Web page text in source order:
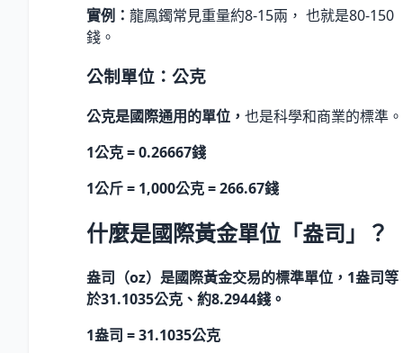
實例： 龍鳳鐲常見重量約8-15兩， 也就是80-150
錢。
公制單位：公克
公克是國際通用的單位， 也是科學和商業的標準。
1公克 = 0.26667錢
1公斤 = 1,000公克 = 266.67錢
什麼是國際黃金單位「盎司」？
盎司（oz）是國際黃金交易的標準單位，1盎司等
於31.1035公克、約8.2944錢。
1盎司 = 31.1035公克